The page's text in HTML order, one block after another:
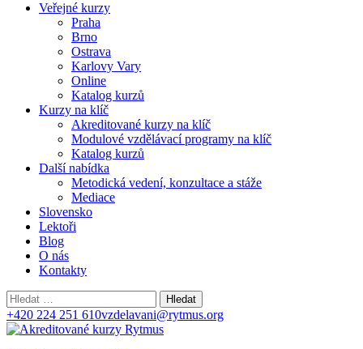
Veřejné kurzy
Praha
Brno
Ostrava
Karlovy Vary
Online
Katalog kurzů
Kurzy na klíč
Akreditované kurzy na klíč
Modulové vzdělávací programy na klíč
Katalog kurzů
Další nabídka
Metodická vedení, konzultace a stáže
Mediace
Slovensko
Lektoři
Blog
O nás
Kontakty
Vyhledávání
+420 224 251 610vzdelavani@rytmus.org